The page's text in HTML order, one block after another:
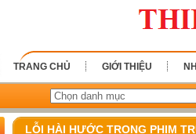
TRANG CHỦ GIỚI THIỆU
LỖI HÀI HƯỚC TRONG PHIM